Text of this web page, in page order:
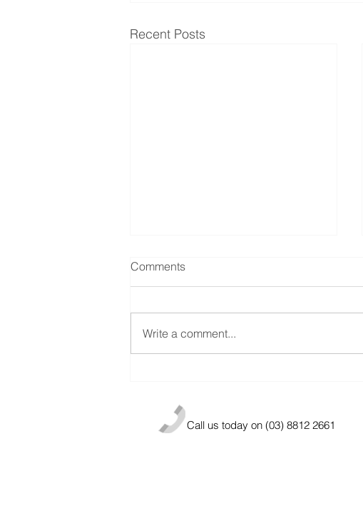
Recent Posts
织百余位老人前往维州第二大
城市Geelong吃海鲜、看海
Comments
Write a comment...
Call us today on (03) 8812 2661